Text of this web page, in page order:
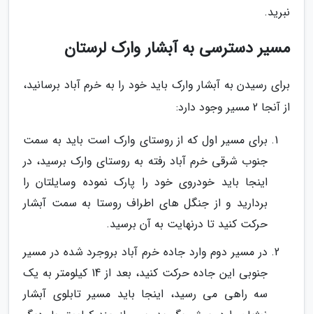
نبرید.
مسیر دسترسی به آبشار وارک لرستان
برای رسیدن به آبشار وارک باید خود را به خرم آباد برسانید،
از آنجا 2 مسیر وجود دارد:
برای مسیر اول که از روستای وارک است باید به سمت
جنوب شرقی خرم آباد رفته به روستای وارک برسید، در
اینجا باید خودروی خود را پارک نموده وسایلتان را
بردارید و از جنگل های اطراف روستا به سمت آبشار
حرکت کنید تا درنهایت به آن برسید.
در مسیر دوم وارد جاده خرم آباد بروجرد شده در مسیر
جنوبی این جاده حرکت کنید، بعد از 14 کیلومتر به یک
سه راهی می رسید، اینجا باید مسیر تابلوی آبشار